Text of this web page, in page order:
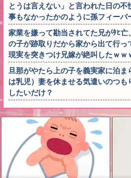
とうは言えない」と言われた日の
事もなかったかのように孫フィーバ
家業を嫌って勘当されてた兄がﾀﾋ
の子が跡取りだから家から出て行
現実を突きつけ兄嫁が絶叫したｗｗ
旦那がやたら上の子を義実家に泊
は乳児）妻を休ませる気遣いのつも
したいだけ？